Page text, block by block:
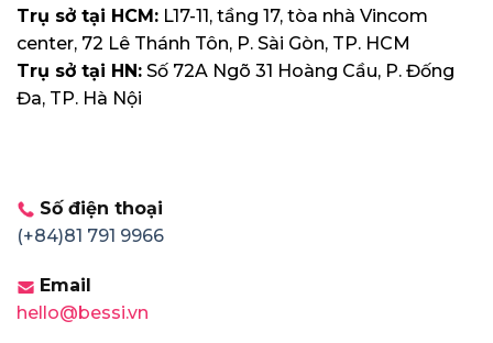
Trụ sở tại HCM: L17-11, tầng 17, tòa nhà Vincom
center, 72 Lê Thánh Tôn, P. Sài Gòn, TP. HCM
Trụ sở tại HN: Số 72A Ngõ 31 Hoàng Cầu, P. Đống
Đa, TP. Hà Nội
Số điện thoại
(+84)81 791 9966
Email
hello@bessi.vn